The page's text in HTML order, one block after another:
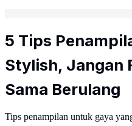
5 Tips
Stylish, Jangan
Sama Berulang
Tips penampilan untuk gaya